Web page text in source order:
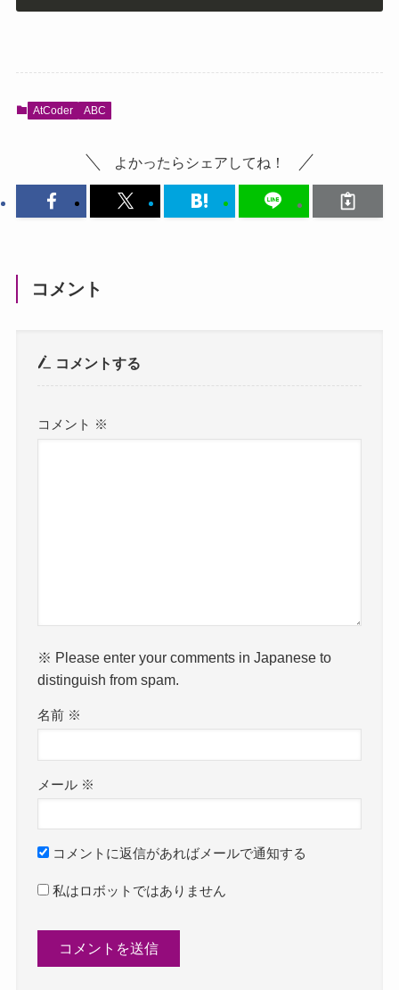
AtCoder ABC
よかったらシェアしてね！
コメント
コメントする
コメント ※
※ Please enter your comments in Japanese to
distinguish from spam.
名前 ※
メール ※
コメントに返信があればメールで通知する
私はロボットではありません